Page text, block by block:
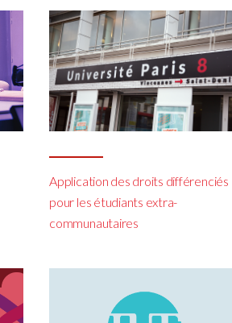
Application des droits différenciés
pour les étudiants extra-
communautaires